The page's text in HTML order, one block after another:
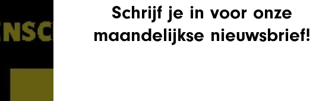
Schrijf je in voor onze
maandelijkse nieuwsbrief!